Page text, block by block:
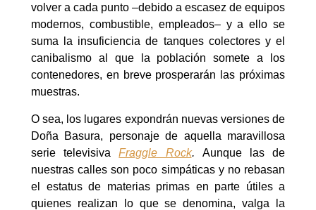
volver a cada punto –debido a escasez de equipos
modernos, combustible, empleados– y a ello se
suma la insuficiencia de tanques colectores y el
canibalismo al que la población somete a los
contenedores, en breve prosperarán las próximas
muestras.
O sea, los lugares expondrán nuevas versiones de
Doña Basura, personaje de aquella maravillosa
serie televisivaFraggle Rock. Aunque las de
nuestras calles son poco simpáticas y no rebasan
el estatus de materias primas en parte útiles a
quienes realizan lo que se denomina, valga la